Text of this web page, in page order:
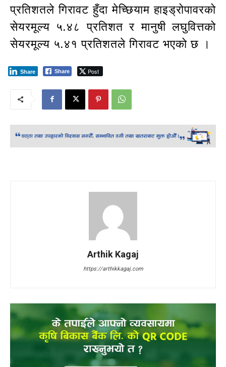
प्रतिशतले गिरावट हुँदा मेच्छियाम हाइड्रोपावरको
सेयरमूल्य ५.४८ प्रतिशत र मानुषी लघुवित्तको
सेयरमूल्य ५.४१ प्रतिशतले गिरावट भएको छ ।
Share Post
Share
Arthik Kagaj
https://arthikkagaj.com